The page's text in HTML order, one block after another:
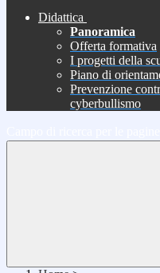
Didattica
Panoramica
Offerta formativa
I progetti della
Piano di
Prevenzione
cyberbullismo